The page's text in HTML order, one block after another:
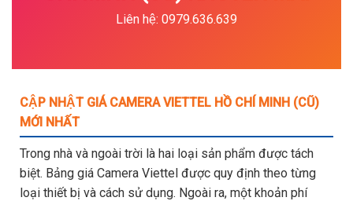
Liên hệ: 0979.636.639
CẬP NHẬT GIÁ CAMERA VIETTEL HỒ CHÍ MINH (CŨ)
MỚI NHẤT
Trong nhà và ngoài trời là hai loại sản phẩm được tách
biệt. Bảng giá Camera Viettel được quy định theo từng
loại thiết bị và cách sử dụng. Ngoài ra, một khoản phí